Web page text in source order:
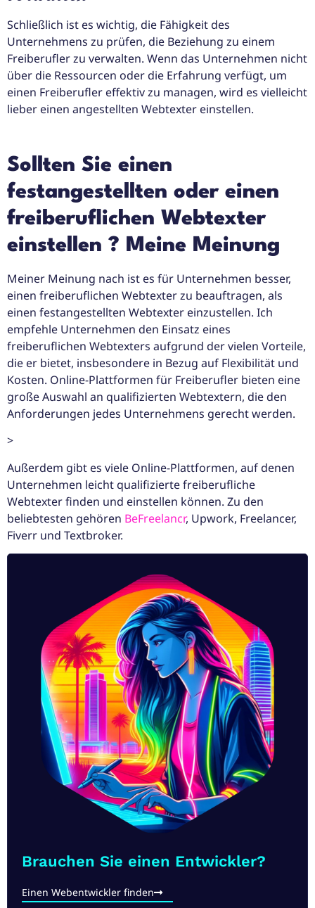
Schließlich ist es wichtig, die Fähigkeit des
Unternehmens zu prüfen, die Beziehung zu einem
Freiberufler zu verwalten. Wenn das Unternehmen nicht
über die Ressourcen oder die Erfahrung verfügt, um
einen Freiberufler effektiv zu managen, wird es vielleicht
lieber einen angestellten Webtexter einstellen.
Sollten Sie einen
festangestellten oder einen
freiberuflichen Webtexter
einstellen ? Meine Meinung
Meiner Meinung nach ist es für Unternehmen besser,
einen freiberuflichen Webtexter zu beauftragen, als
einen festangestellten Webtexter einzustellen. Ich
empfehle Unternehmen den Einsatz eines
freiberuflichen Webtexters aufgrund der vielen Vorteile,
die er bietet, insbesondere in Bezug auf Flexibilität und
Kosten. Online-Plattformen für Freiberufler bieten eine
große Auswahl an qualifizierten Webtextern, die den
Anforderungen jedes Unternehmens gerecht werden.
>
Außerdem gibt es viele Online-Plattformen, auf denen
Unternehmen leicht qualifizierte freiberufliche
Webtexter finden und einstellen können. Zu den
beliebtesten gehören BeFreelancr, Upwork, Freelancer,
Fiverr und Textbroker.
Brauchen Sie einen Entwickler?
Einen Webentwickler finden